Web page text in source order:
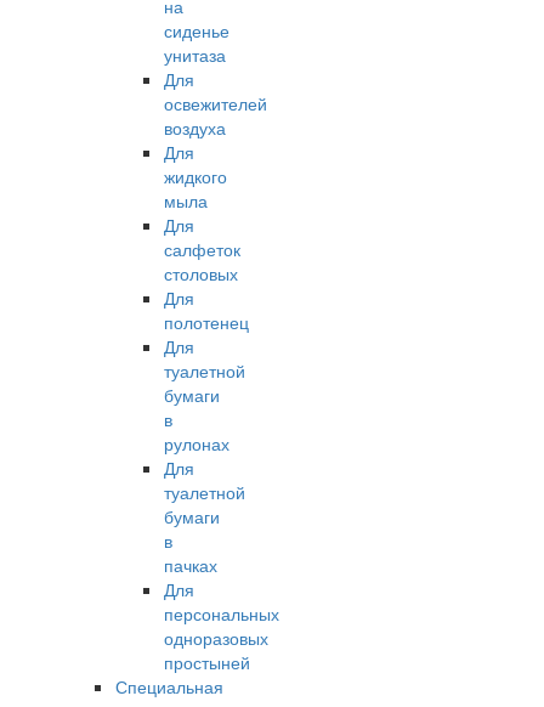
на
сиденье
унитаза
Для
освежителей
воздуха
Для
жидкого
мыла
Для
салфеток
столовых
Для
полотенец
Для
туалетной
бумаги
в
рулонах
Для
туалетной
бумаги
в
пачках
Для
персональных
одноразовых
простыней
Специальная